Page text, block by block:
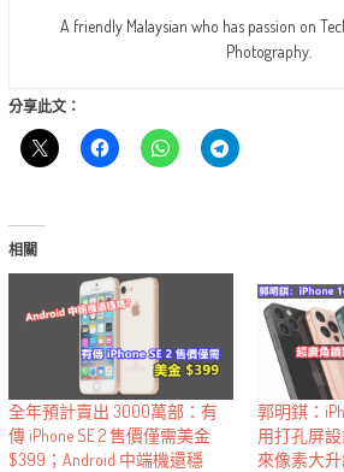
A friendly Malaysian who has passion on
Photography.
分享此文：
相關
全年預計賣出 3000萬部：有
傳 iPhone SE 2 售價僅需美金
$399；Android 中端機還穩
郭明錤：
用打孔屏
來像素大升